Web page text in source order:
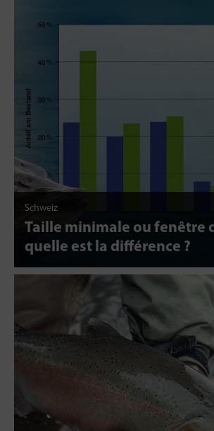
Schweiz
Taille minimale ou fenêtre
quelle est la différence ?